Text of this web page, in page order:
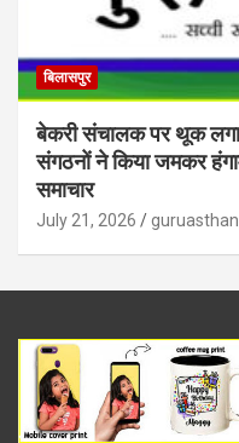
बिलासपुर
बेकरी संचालक पर थूक
संगठनों ने किया जमकर
समाचार
July 21, 2026